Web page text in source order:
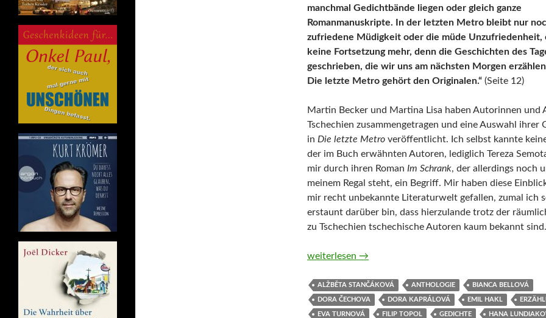
manchmal Gedichtbände liegen oder gleich ganze
Romanmanuskripte. In der letzten Metro bleibt nur
zufriedene Müdigkeit oder die müde Unzufriedenheit,
keine Fortsetzung mehr, denn die Geschichten des
geschrieben, die wir uns am nächsten Morgen
Die letzte Metro gehört den Originalen.“ (Seite 12)
Martin Becker und Martina Lisa haben Autorinnen und
Tschechien zusammengetragen und eine Auswahl ihrer
in Die letzte Metro veröffentlicht. Ich selbst kannte
der im Buch erwähnten Autoren, lediglich Tereza
mir durch ihren Roman Im Schrank, der allerdings noch
meinem Regal steht, ein Begriff. Mir haben diese
mir recht unbekannte Literaturwelt gefallen, zumal ich
erstaunt darüber bin, dass hierzulande trotz der
zu Tschechien tschechische Autoren kaum bekannt sind.
Die letzte Metro. Junge Literatur aus Tschechien von
weiterlesen →
ALŽBĚTA STANČÁKOVÁ ANTHOLOGIE BIANCA BELLOVÁ
DORA ČECHOVA DORA KAPRÁLOVÁ EMIL HAKL
EVA TURNOVÁ FILIP TOPOL GEDICHTE HANA